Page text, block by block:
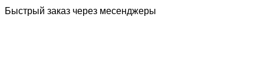
Быстрый заказ через месенджеры